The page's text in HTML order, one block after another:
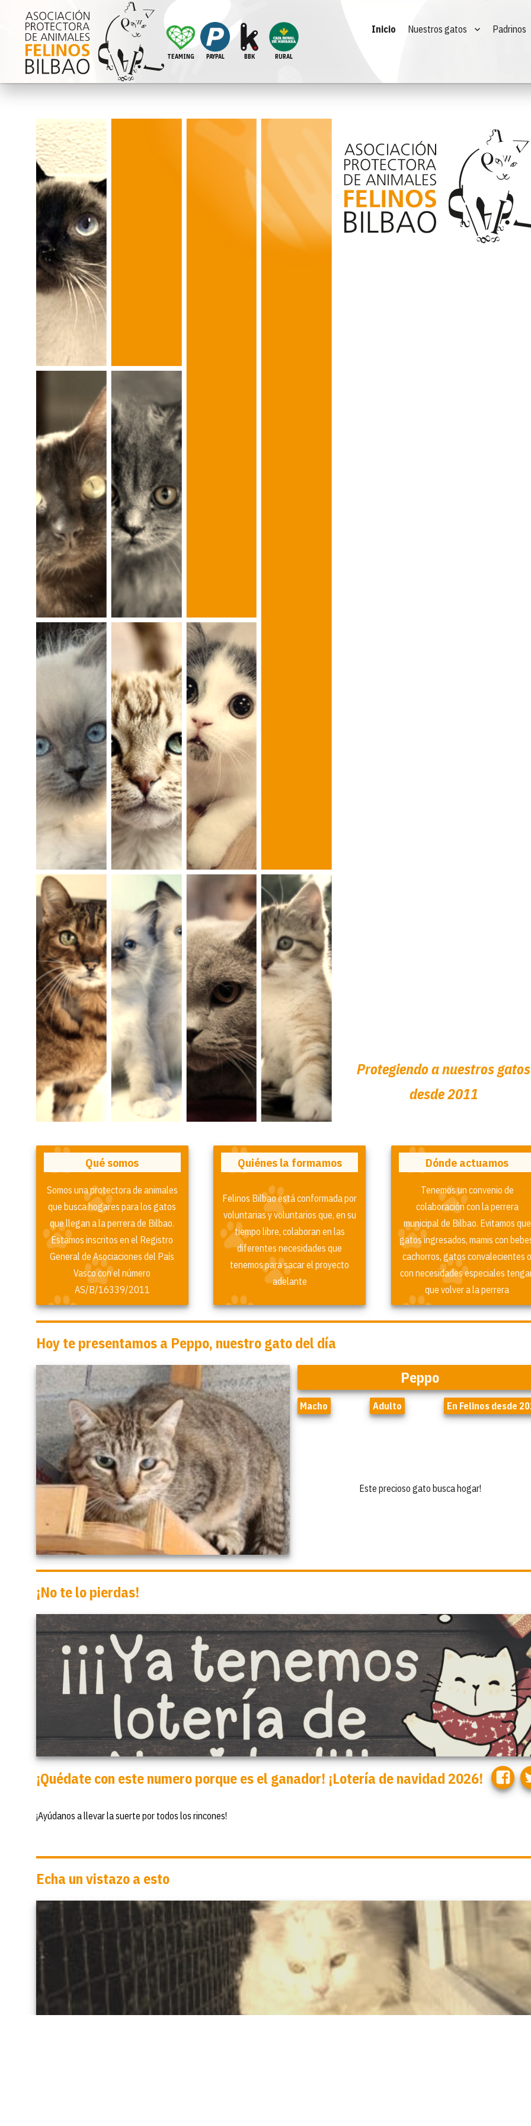
TEAMING PAYPAL BBK RURAL
Inicio Nuestros gatos Padrinos
Protegiendo a nuestros gatos
desde 2011
Qué somos
Somos una protectora de animales
que busca hogares para los gatos
que llegan a la perrera de Bilbao.
Estamos inscritos en el Registro
General de Asociaciones del País
Vasco con el número
AS/B/16339/2011
Quiénes la formamos
Felinos Bilbao está conformada por
voluntarias y voluntarios que, en su
tiempo libre, colaboran en las
diferentes necesidades que
tenemos para sacar el proyecto
adelante
Dónde actuamos
Tenemos un convenio de
colaboración con la perrera
municipal de Bilbao. Evitamos que
gatos ingresados, mamis con
cachorros, gatos convalecientes
con necesidades especiales
que volver a la perrera
Hoy te presentamos a Peppo, nuestro gato del día
Peppo
Macho Adulto En Felinos desde
Este precioso gato busca hogar!
¡No te lo pierdas!
¡Quédate con este numero porque es el ganador! ¡Lotería de navidad 2026!
¡Ayúdanos a llevar la suerte por todos los rincones!
Echa un vistazo a esto
Martha.